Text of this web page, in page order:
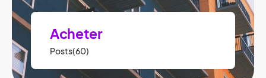
Acheter
Posts(60)